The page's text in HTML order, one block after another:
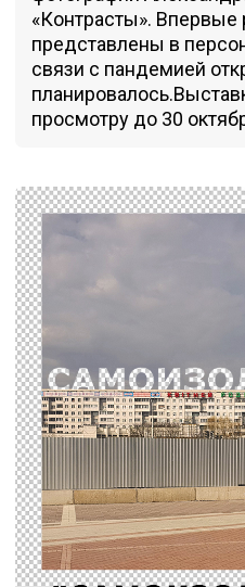
«Контрасты». Впервые
представлены в
связи с пандемией
просмотру до 30